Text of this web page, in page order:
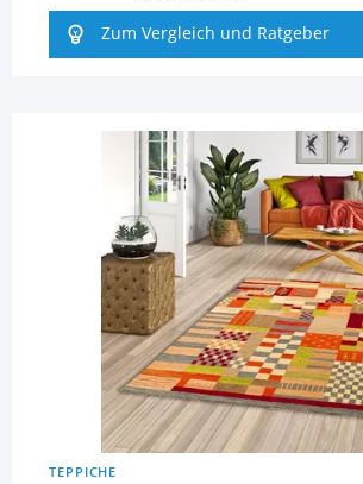
Zum Vergleich und Ratgeber
TEPPICHE